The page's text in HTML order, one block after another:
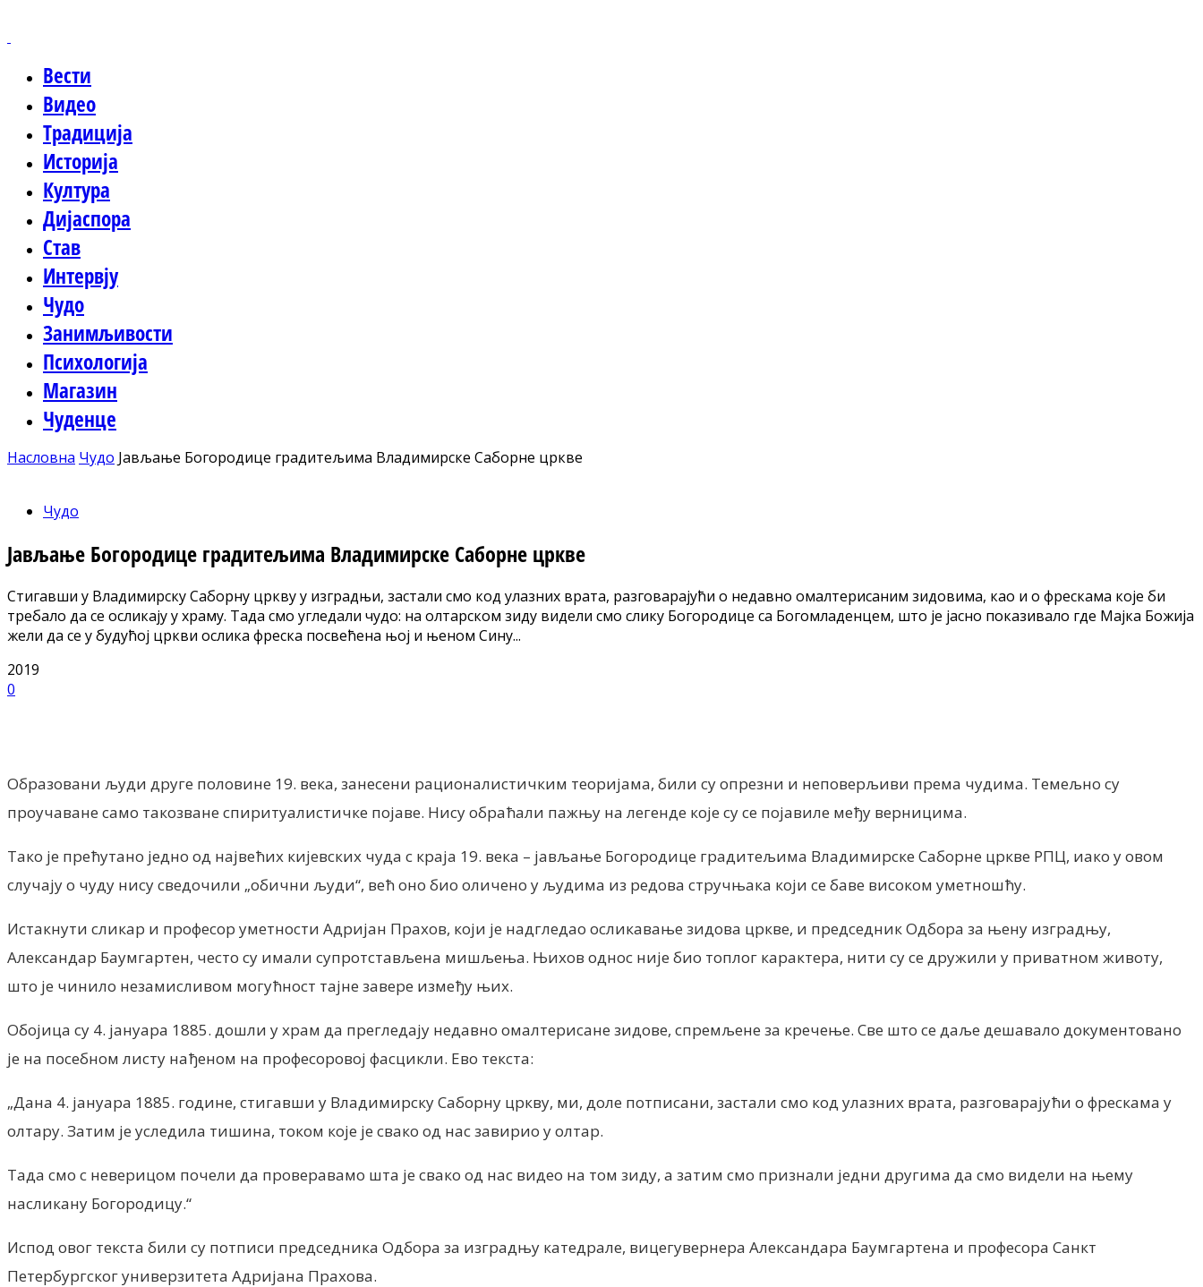
Вести
Видео
Традиција
Историја
Култура
Дијаспора
Став
Интервју
Чудо
Занимљивости
Психологија
Магазин
Чуденце
Насловна Чудо Јављање Богородице градитељима Владимирске Саборне цркве
Чудо
Јављање Богородице градитељима Владимирске Саборне цркве
Стигавши у Владимирску Саборну цркву у изградњи, застали смо код улазних врата, разговарајући о недавно омалтерисаним зидовима, као и о фрескама које би
требало да се осликају у храму. Тада смо угледали чудо: на олтарском зиду видели смо слику Богородице са Богомладенцем, што је јасно показивало где Мајка Божија
жели да се у будућој цркви ослика фреска посвећена њој и њеном Сину...
2019
0
Образовани људи друге половине 19. века, занесени рационалистичким теоријама, били су опрезни и неповерљиви према чудима. Темељно су
проучаване само такозване спиритуалистичке појаве. Нису обраћали пажњу на легенде које су се појавиле међу верницима.
Тако је прећутано једно од највећих кијевских чуда с краја 19. века – јављање Богородице градитељима Владимирске Саборне цркве РПЦ, иако у овом
случају о чуду нису сведочили „обични људи“, већ оно био оличено у људима из редова стручњака који се баве високом уметношћу.
Истакнути сликар и професор уметности Адријан Прахов, који је надгледао осликавање зидова цркве, и председник Одбора за њену изградњу,
Александар Баумгартен, често су имали супротстављена мишљења. Њихов однос није био топлог карактера, нити су се дружили у приватном животу,
што је чинило незамисливом могућност тајне завере између њих.
Обојица су 4. јануара 1885. дошли у храм да прегледају недавно омалтерисане зидове, спремљене за кречење. Све што се даље дешавало документовано
је на посебном листу нађеном на професоровој фасцикли. Ево текста:
„Дана 4. јануара 1885. године, стигавши у Владимирску Саборну цркву, ми, доле потписани, застали смо код улазних врата, разговарајући о фрескама у
олтару. Затим је уследила тишина, током које је свако од нас завирио у олтар.
Тада смо с неверицом почели да проверавамо шта је свако од нас видео на том зиду, а затим смо признали једни другима да смо видели на њему
насликану Богородицу.“
Испод овог текста били су потписи председника Одбора за изградњу катедрале, вицегувернера Александара Баумгартена и професора Санкт
Петербургског универзитета Адријана Прахова.